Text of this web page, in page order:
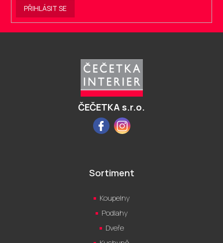
PŘIHLÁSIT SE
ČEČETKA s.r.o.
FacebookInstagram
Sortiment
Koupelny
Podlahy
Dveře